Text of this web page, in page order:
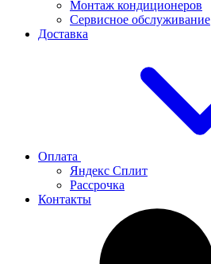
Монтаж кондиционеров
Сервисное обслуживание
Доставка
Оплата
Яндекс Сплит
Рассрочка
Контакты